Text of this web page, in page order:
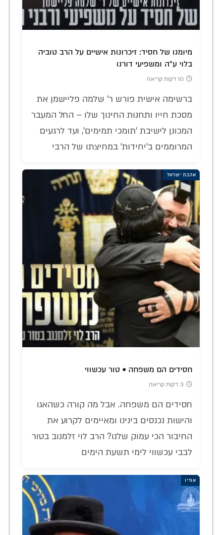
מיומנו של חסיד: זיכרונות אישיים על הרב טוביה
בלוי ע"ה ומשפיעי דורנו
10 דקות קריאה
ברשימה אישית פורש ר' שלמה פליישמן את
מסכת חייו ותחנות החינוך שלו – החל המעבר
המכונן לישיבת 'תומכי תמימים', ועד לרגעים
המרוממים ב'יחידות' במחיצתו של הרבי
אהבת ישראל
חסידים הם משפחה • טור עכשווי
3 דקות קריאה
חסידים הם משפחה. אבל מה קורה כשהאגו
והישות נכנסים בינינו ומאיימים לקרוע את
החיבור הכי עמוק שלנו? הרב לוי זלמנוב בטור
לבבי עכשווי לימי תשעת הימים
אודיו